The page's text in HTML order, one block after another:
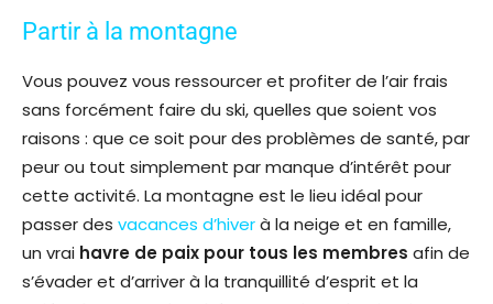
Partir à la montagne
Vous pouvez vous ressourcer et profiter de l’air frais
sans forcément faire du ski, quelles que soient vos
raisons : que ce soit pour des problèmes de santé, par
peur ou tout simplement par manque d’intérêt pour
cette activité. La montagne est le lieu idéal pour
passer des vacances d’hiverà la neige et en famille,
un vrai havre de paix pour tous les membres afin de
s’évader et d’arriver à la tranquillité d’esprit et la